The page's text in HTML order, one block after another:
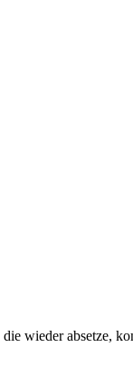
wieder absetze,